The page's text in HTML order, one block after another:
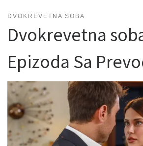
DVOKREVETNA SOBA
Dvokrevetna
Epizoda Sa